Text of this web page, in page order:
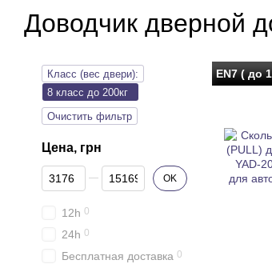
Доводчик дверной
EN7 ( до
Класс (вес двери):
8 класс до 200кг
Очистить фильтр
Цена, грн
От Цена, грн
До Цена, грн OK
12h 0
24h 0
Бесплатная доставка 0